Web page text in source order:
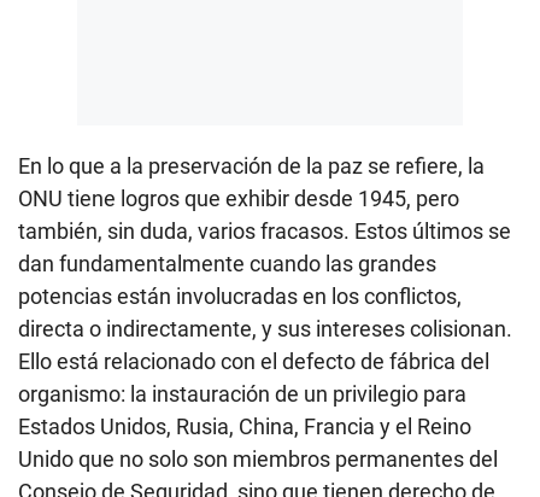
En lo que a la preservación de la paz se refiere, la
ONU tiene logros que exhibir desde 1945, pero
también, sin duda, varios fracasos. Estos últimos se
dan fundamentalmente cuando las grandes
potencias están involucradas en los conflictos,
directa o indirectamente, y sus intereses colisionan.
Ello está relacionado con el defecto de fábrica del
organismo: la instauración de un privilegio para
Estados Unidos, Rusia, China, Francia y el Reino
Unido que no solo son miembros permanentes del
Consejo de Seguridad, sino que tienen derecho de